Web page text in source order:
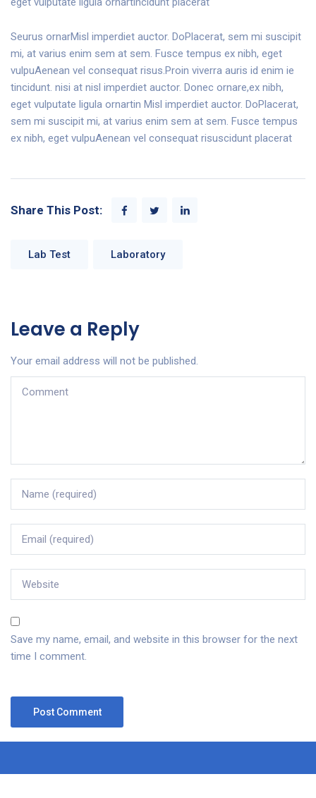
Seurus ornarMisl imperdiet auctor. DoPlacerat, sem mi suscipit
mi, at varius enim sem at sem. Fusce tempus ex nibh, eget
vulpuAenean vel consequat risus.Proin viverra auris id enim ie
tincidunt. nisi at nisl imperdiet auctor. Donec ornare,ex nibh,
eget vulputate ligula ornartin Misl imperdiet auctor. DoPlacerat,
sem mi suscipit mi, at varius enim sem at sem. Fusce tempus
ex nibh, eget vulpuAenean vel consequat risuscidunt placerat
Share This Post:
Lab Test Laboratory
Leave a Reply
Your email address will not be published.
Save my name, email, and website in this browser for the next
time I comment.